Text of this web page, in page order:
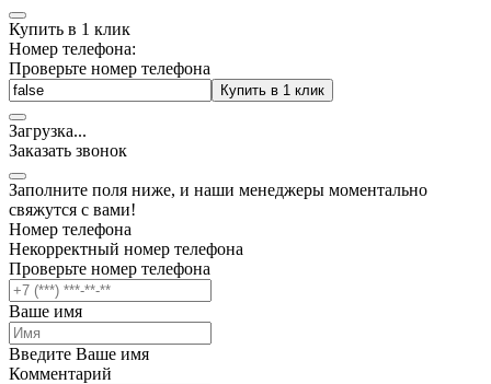
Купить в 1 клик
Номер телефона:
Проверьте номер телефона
Купить в 1 клик
Загрузка...
Заказать звонок
Заполните поля ниже, и наши менеджеры моментально
свяжутся с вами!
Номер телефона
Некорректный номер телефона
Проверьте номер телефона
Ваше имя
Введите Ваше имя
Комментарий